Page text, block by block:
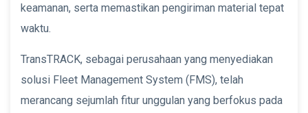
keamanan, serta memastikan pengiriman material tepat
waktu.
TransTRACK, sebagai perusahaan yang menyediakan
solusi Fleet Management System (FMS), telah
merancang sejumlah fitur unggulan yang berfokus pada